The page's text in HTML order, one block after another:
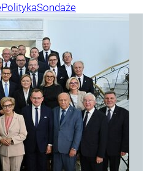
PolitykaSondaże